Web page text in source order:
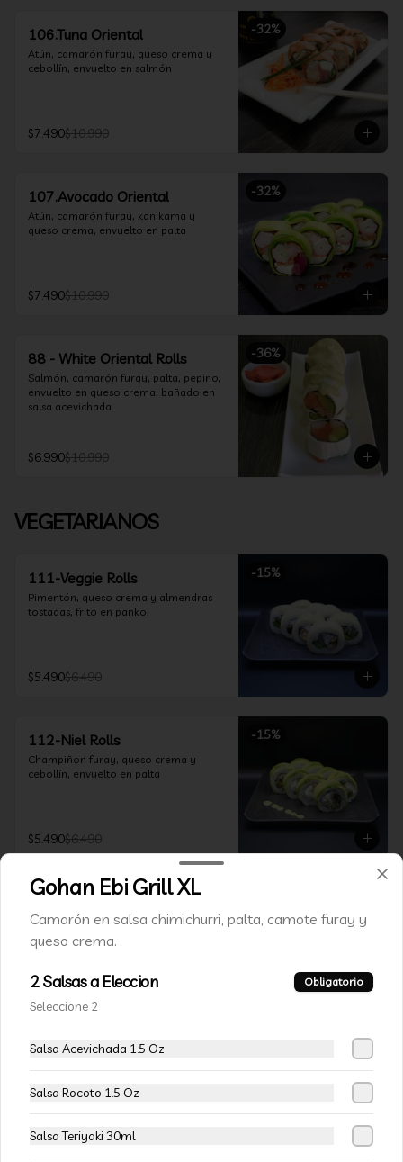
-32%
106.Tuna Oriental
Atún, camarón furay, queso crema y
cebollín, envuelto en salmón
$7.490$10.990
-32%
107.Avocado Oriental
Atún, camarón furay, kanikama y
queso crema, envuelto en palta
$7.490$10.990
-36%
88 - White Oriental Rolls
Salmón, camarón furay, palta, pepino,
envuelto en queso crema, bañado en
salsa acevichada.
$6.990$10.990
VEGETARIANOS
-15%
111-Veggie Rolls
Pimentón, queso crema y almendras
tostadas, frito en panko.
$5.490$6.490
-15%
112-Niel Rolls
Champiñon furay, queso crema y
cebollín, envuelto en palta
$5.490$6.490
Queso crema, champiñon furay y
cebollín frito en tempura.
$5.490$6.490
envuelto en queso crema, bañado en
salsa teriyaki, cubierto de mix de papas
Gohan Ebi Grill XL
Camarón en salsa chimichurri, palta, camote furay y
queso crema.
2 Salsas a Eleccion Obligatorio
Seleccione 2
Salsa Acevichada 1.5 Oz
Salsa Rocoto 1.5 Oz
Salsa Teriyaki 30ml